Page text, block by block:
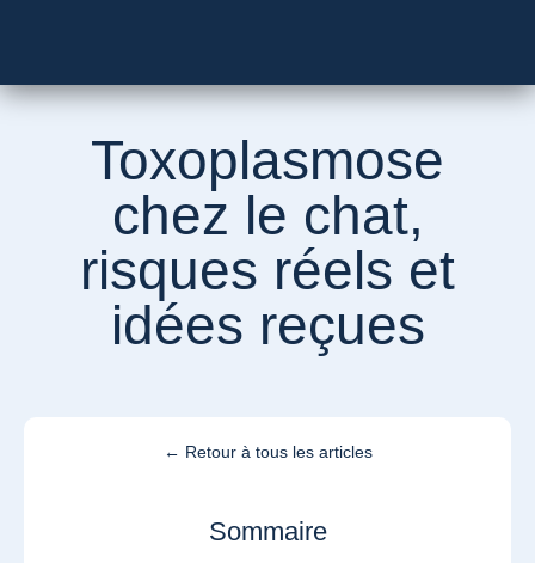
Toxoplasmose
chez le chat,
risques réels et
idées reçues
← Retour à tous les articles
Sommaire